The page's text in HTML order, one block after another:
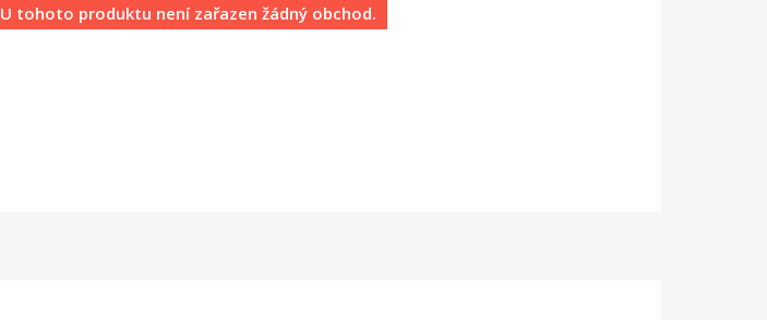
U tohoto produktu není zařazen žádný obchod.